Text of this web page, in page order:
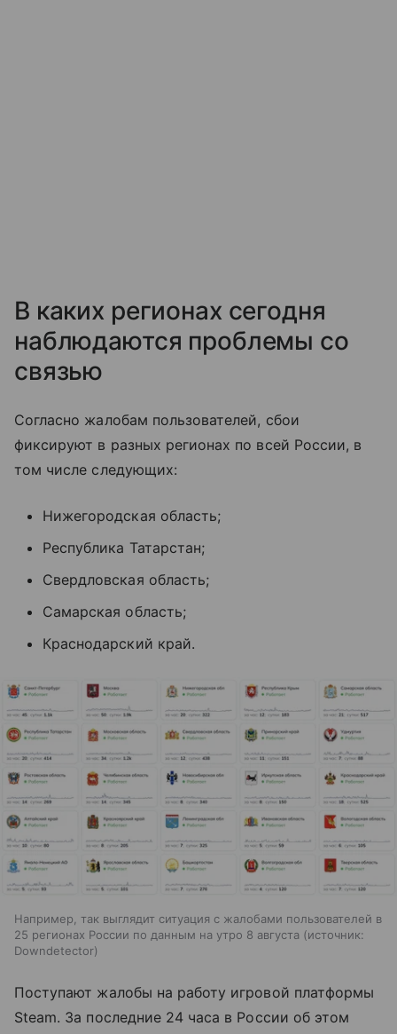
В каких регионах сегодня
наблюдаются проблемы со
связью
Согласно жалобам пользователей, сбои
фиксируют в разных регионах по всей России, в
том числе следующих:
Нижегородская область;
Республика Татарстан;
Свердловская область;
Самарская область;
Краснодарский край.
Например, так выглядит ситуация с жалобами пользователей в
25 регионах России по данным на утро 8 августа
источник:
Downdetector
Поступают жалобы на работу игровой платформы
Steam. За последние 24 часа в России об этом